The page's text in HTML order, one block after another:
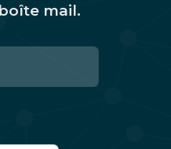
mail.